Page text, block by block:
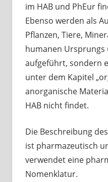
im HAB und PhEur
Ebenso werden als
Pflanzen, Tiere,
humanen Ursprungs
aufgeführt, sondern
unter dem Kapitel
anorganische
HAB nicht findet.
Die Beschreibung
ist pharmazeutisch
verwendet eine
Nomenklatur.